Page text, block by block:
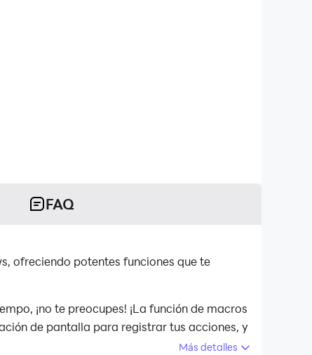
FAQ
ofreciendo potentes funciones que te
¡no te preocupes! ¡La función de macros
de pantalla para registrar tus acciones, y
permitiéndote ganar el juego con el
Más detalles